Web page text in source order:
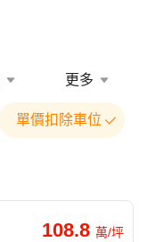
更多
單價扣除車位
108.8 萬/坪